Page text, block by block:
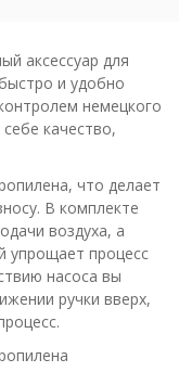
аксессуар для
и удобно
немецкого
качество,
что делает
В комплекте
воздуха, а
упрощает процесс
насоса вы
ручки вверх,